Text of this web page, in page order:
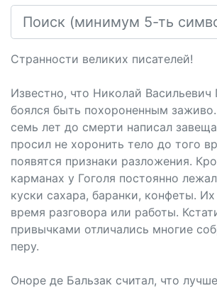
Странности великих писателей!
Известно, что Николай Васильевич
боялся быть похороненным
семь лет до смерти написал
просил не хоронить тело до того
появятся признаки разложения.
карманах у Гоголя постоянно
куски сахара, баранки, конфеты.
время разговора или работы.
привычками отличались многие
перу.
Оноре де Бальзак считал, что